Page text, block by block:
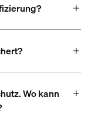
Wo kann